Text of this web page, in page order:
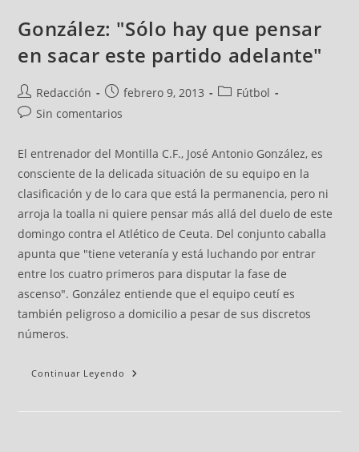
González: "Sólo hay que pensar
en sacar este partido adelante"
Redacción febrero 9, 2013
Fútbol
Sin comentarios
El entrenador del Montilla C.F., José Antonio González, es
consciente de la delicada situación de su equipo en la
clasificación y de lo cara que está la permanencia, pero ni
arroja la toalla ni quiere pensar más allá del duelo de este
domingo contra el Atlético de Ceuta. Del conjunto caballa
apunta que "tiene veteranía y está luchando por entrar
entre los cuatro primeros para disputar la fase de
ascenso". González entiende que el equipo ceutí es
también peligroso a domicilio a pesar de sus discretos
números.
Continuar Leyendo